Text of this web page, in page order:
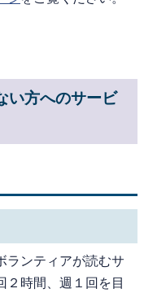
い方へのサービ
ランティアが読むサ
２時間、週１回を目